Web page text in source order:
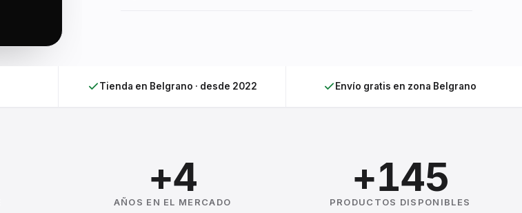
Tienda en Belgrano · desde 2022 Envío gratis en zona Belgrano
+4
AÑOS EN EL MERCADO
+145
PRODUCTOS DISPONIBLES